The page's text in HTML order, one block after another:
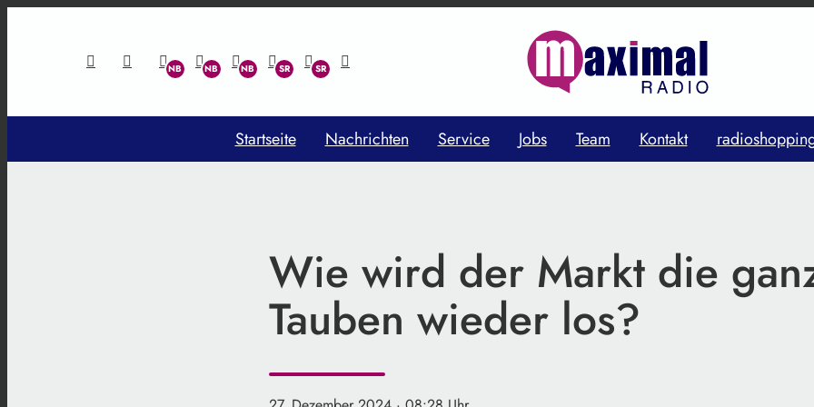
Startseite Nachrichten Service Jobs Team Kontakt
Wie wird der Markt die
Tauben wieder los?